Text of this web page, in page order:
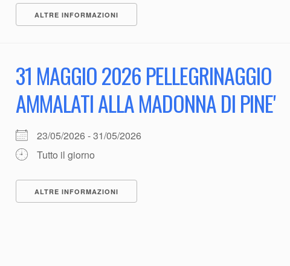
ALTRE INFORMAZIONI
31 MAGGIO 2026 PELLEGRINAGGIO
AMMALATI ALLA MADONNA DI PINE'
23/05/2026 - 31/05/2026
Tutto il giorno
ALTRE INFORMAZIONI